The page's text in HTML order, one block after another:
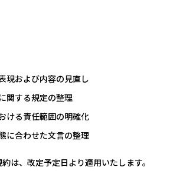
ックス]スカイドッ
ーカー希望小売価格
[アース･ペット ターキー]ゴ
現および内容の見直し
関する規定の整理
ける責任範囲の明確化
に合わせた文言の整理
は、改定予定日より適用いたします。